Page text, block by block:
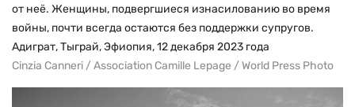
от неё. Женщины, подвергшиеся изнасилованию во время
войны, почти всегда остаются без поддержки супругов.
Адиграт, Тыграй, Эфиопия, 12 декабря 2023 года
Cinzia Canneri / Association Camille Lepage / World Press Photo